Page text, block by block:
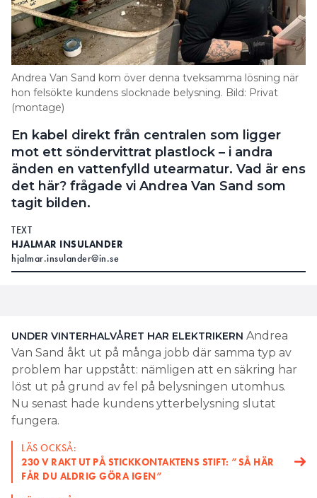
Andrea Van Sand kom över denna tveksamma lösning när
hon felsökte kundens slocknade belysning. Bild: Privat
(montage)
En kabel direkt från centralen som ligger
mot ett söndervittrat plastlock – i andra
änden en vattenfylld utearmatur. Vad är ens
det här? frågade vi Andrea Van Sand som
tagit bilden.
TEXT
HJALMAR INSULANDER
hjalmar.insulander@in.se
UNDER VINTERHALVÅRET HAR ELEKTRIKERN Andrea
Van Sand åkt ut på många jobb där samma typ av
problem har uppstått: nämligen att en säkring har
löst ut på grund av fel på belysningen utomhus.
Nu senast hade kundens ytterbelysning slutat
fungera.
LÄS OCKSÅ:
230 V RAKT UT PÅ STICKKONTAKTENS STIFT: ”SÅ HÄR
FÅR DU ALDRIG GÖRA IGEN”